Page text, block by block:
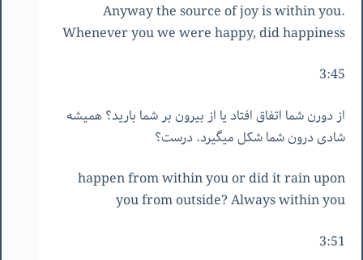
Anyway the source of joy is within you.
Whenever you we were happy, did happiness
3:45
از دورن شما اتفاق افتاد یا از بیرون بر شما بارید؟ همیشه
شادی درون شما شکل میگیرد. درست؟
happen from within you or did it rain upon
you from outside? Always within you
3:51